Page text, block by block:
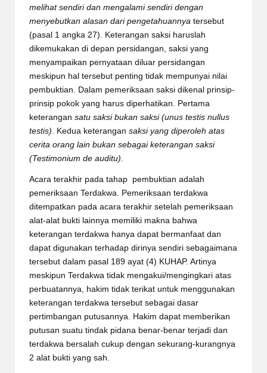
melihat sendiri dan mengalami sendiri dengan
menyebutkan alasan dari pengetahuannya tersebut
(pasal 1 angka 27). Keterangan saksi haruslah
dikemukakan di depan persidangan, saksi yang
menyampaikan pernyataan diluar persidangan
meskipun hal tersebut penting tidak mempunyai nilai
pembuktian. Dalam pemeriksaan saksi dikenal prinsip-
prinsip pokok yang harus diperhatikan. Pertama
keterangan satu saksi bukan saksi (unus testis nullus
testis) . Kedua keterangan saksi yang diperoleh atas
cerita orang lain bukan sebagai keterangan saksi
(Testimonium de auditu).
Acara terakhir pada tahap pembuktian adalah
pemeriksaan Terdakwa. Pemeriksaan terdakwa
ditempatkan pada acara terakhir setelah pemeriksaan
alat-alat bukti lainnya memiliki makna bahwa
keterangan terdakwa hanya dapat bermanfaat dan
dapat digunakan terhadap dirinya sendiri sebagaimana
tersebut dalam pasal 189 ayat (4) KUHAP. Artinya
meskipun Terdakwa tidak mengakui/mengingkari atas
perbuatannya, hakim tidak terikat untuk menggunakan
keterangan terdakwa tersebut sebagai dasar
pertimbangan putusannya. Hakim dapat memberikan
putusan suatu tindak pidana benar-benar terjadi dan
terdakwa bersalah cukup dengan sekurang-kurangnya
2 alat bukti yang sah.